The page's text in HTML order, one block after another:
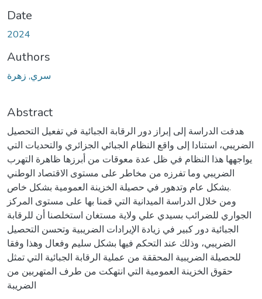
Date
2024
Authors
سري, زهرة
Abstract
هدفت الدراسة إلى إبراز دور الرقابة الجبائية في تفعيل التحصيل
الضريبي، استنادا إلى واقع النظام الجبائي الجزائري والتحديات التي
يواجهها هذا النظام في ظل عدة معوقات من أبرزها ظاهرة التهرب
الضريبي وما تفرزه من مخاطر على مستوى الاقتصاد الوطني
بشكل عام وتدهور في حصيلة الخزينة العمومية بشكل خاص.
ومن خلال الدراسة الميدانية التي قمنا بها على مستوى المركز
الجواري للضرائب بسيدي علي ولاية مستغان استخلصنا أن للرقابة
الجبائية دور كبير في زيادة الإيرادات الضريبية وتحسن التحصيل
الضريبي، وذلك عند التحكم فيها بشكل سليم وفعال وهذا وفقا
للحصيلة الضريبية المحققة من عملية الرقابة الجبائية التي تمثل
حقوق الخزينة العمومية التي انتهكت من طرف المتهربين من
الضريبة